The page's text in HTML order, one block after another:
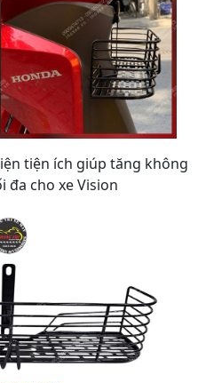
tiện ích giúp tăng không
đa cho xe Vision